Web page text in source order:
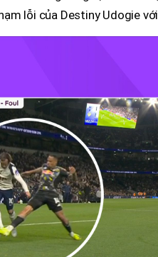
lỗi của Destiny Udogie